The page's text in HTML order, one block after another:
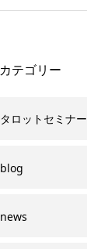
カテゴリー
タロットセミナー
blog
news